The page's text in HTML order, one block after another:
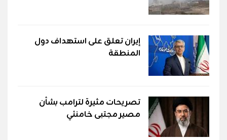
إيران تعلق على استهداف دول
المنطقة
تصريحات مثيرة لترامب بشأن
مصير مجتبى خامنئي